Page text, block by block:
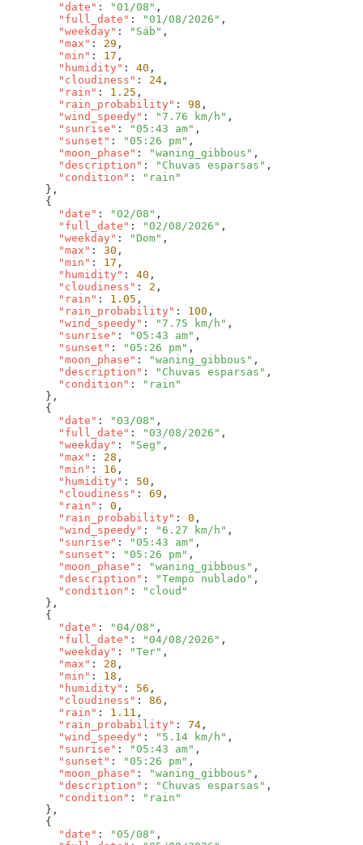
        "date"
: "01/08"
        "full_date"
: "01/08/2026"
        "weekday"
: "Sáb"
        "max"
: 29
        "min"
: 17
        "humidity"
: 40
        "cloudiness"
: 24
        "rain"
: 1.25
        "rain_probability"
: 98
        "wind_speedy"
: "7.76 km/h"
        "sunrise"
: "05:43 am"
        "sunset"
: "05:26 pm"
        "moon_phase"
: "waning_gibbous"
        "description"
: "Chuvas esparsas"
        "condition"
:
        "date"
: "02/08"
        "full_date"
: "02/08/2026"
        "weekday"
: "Dom"
        "max"
: 30
        "min"
: 17
        "humidity"
: 40
        "cloudiness"
: 2
        "rain"
: 1.05
        "rain_probability"
: 100
        "wind_speedy"
: "7.75 km/h"
        "sunrise"
: "05:43 am"
        "sunset"
: "05:26 pm"
        "moon_phase"
: "waning_gibbous"
        "description"
: "Chuvas esparsas"
        "condition"
:
        "date"
: "03/08"
        "full_date"
: "03/08/2026"
        "weekday"
: "Seg"
        "max"
: 28
        "min"
: 16
        "humidity"
: 50
        "cloudiness"
: 69
        "rain"
: 0
        "rain_probability"
: 0
        "wind_speedy"
: "6.27 km/h"
        "sunrise"
: "05:43 am"
        "sunset"
: "05:26 pm"
        "moon_phase"
: "waning_gibbous"
        "description"
: "Tempo nublado"
        "condition"
:
        "date"
: "04/08"
        "full_date"
: "04/08/2026"
        "weekday"
: "Ter"
        "max"
: 28
        "min"
: 18
        "humidity"
: 56
        "cloudiness"
: 86
        "rain"
: 1.11
        "rain_probability"
: 74
        "wind_speedy"
: "5.14 km/h"
        "sunrise"
: "05:43 am"
        "sunset"
: "05:26 pm"
        "moon_phase"
: "waning_gibbous"
        "description"
: "Chuvas esparsas"
        "condition"
:
        "date"
: "05/08"